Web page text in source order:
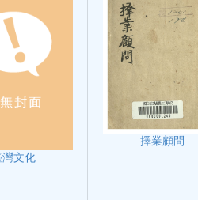
灣文化
擇業顧問